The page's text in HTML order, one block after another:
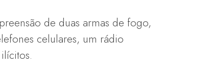
de duas armas de fogo,
celulares, um rádio